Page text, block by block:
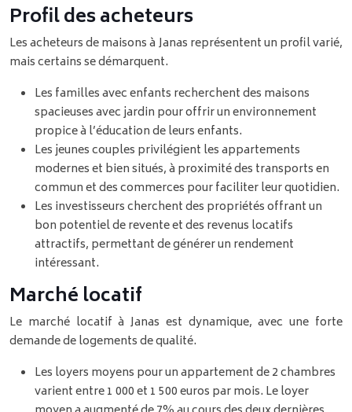
Profil des acheteurs
Les acheteurs de maisons à Janas représentent un profil varié,
mais certains se démarquent.
Les familles avec enfants recherchent des maisons
spacieuses avec jardin pour offrir un environnement
propice à l’éducation de leurs enfants.
Les jeunes couples privilégient les appartements
modernes et bien situés, à proximité des transports en
commun et des commerces pour faciliter leur quotidien.
Les investisseurs cherchent des propriétés offrant un
bon potentiel de revente et des revenus locatifs
attractifs, permettant de générer un rendement
intéressant.
Marché locatif
Le marché locatif à Janas est dynamique, avec une forte
demande de logements de qualité.
Les loyers moyens pour un appartement de 2 chambres
varient entre 1 000 et 1 500 euros par mois. Le loyer